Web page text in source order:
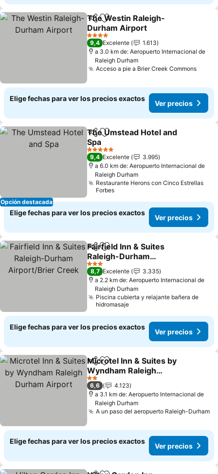
Compartir
Agregar a favoritos
The Westin Raleigh-
Durham Airport
Ver precios
4 Estrellas
9,4 Excelente
1.613
a 3.0 km de: Aeropuerto Internacional de
Raleigh Durham
Acceso a pie a Brier Creek CommonsVer
Elige fechas para ver los precios exactos
Ver precios
Opción destacada
Compartir
Agregar a favoritos
The Umstead Hotel and
Spa
Ver precios
5 Estrellas
9,4 Excelente
3.995
a 6.0 km de: Aeropuerto Internacional de
Raleigh Durham
Restaurante Herons con Cinco Estrellas
Forbes
Elige fechas para ver los precios exactos
Ver precios
CompartirAgregar a favoritos
Fairfield Inn & Suites
Raleigh-Durham
Airport/Brier Creek
Ver precios
3 Estrellas
8,7 Excelente
3.335
a 2.2 km de: Aeropuerto Internacional de
Raleigh Durham
Piscina cubierta y relajante bañera de
hidromasaje
Elige fechas para ver los precios exactos
Ver precios
CompartirAgregar a favoritos
Microtel Inn & Suites by
Wyndham Raleigh
Durham Airport
Ver precios
2 Estrellas
6,6
4.123
a 3.1 km de: Aeropuerto Internacional de
Raleigh Durham
A un paso del aeropuerto Raleigh-Durham
Elige fechas para ver los precios exactos
Ver precios